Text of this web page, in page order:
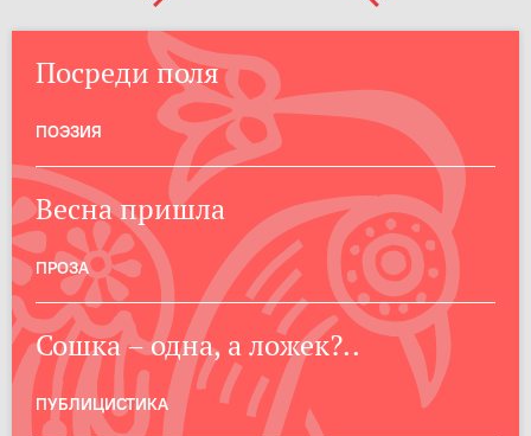
Посреди поля
ПОЭЗИЯ
Весна пришла
ПРОЗА
Сошка – одна, а ложек?..
ПУБЛИЦИСТИКА